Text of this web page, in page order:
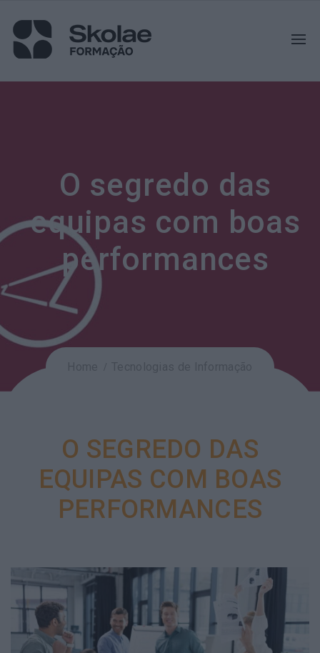
O segredo das
equipas com boas
performances
O SEGREDO DAS
EQUIPAS COM BOAS
PERFORMANCES